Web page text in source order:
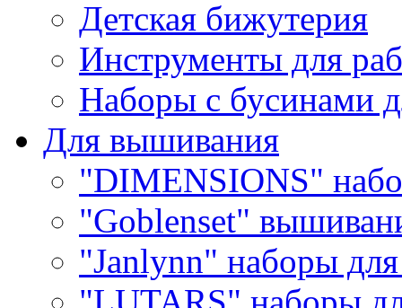
Детская бижутерия
Инструменты для
Наборы с бусинами
Для вышивания
"DIMENSIONS"
"Goblenset"
"Janlynn" наборы